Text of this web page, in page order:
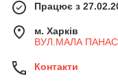
Працює з
м. Харків
ВУЛ.МАЛА
Контакти